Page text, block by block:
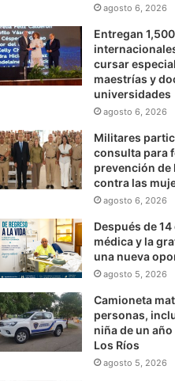
agosto 6, 2026
Entregan
cursar
maestrías y
universidades
agosto 6, 2026
Militares
consulta para
prevención de
contra las
agosto 6, 2026
Después de
médica y la
una nueva
agosto 5, 2026
Camioneta
personas,
niña de un
Los Ríos
agosto 5, 2026